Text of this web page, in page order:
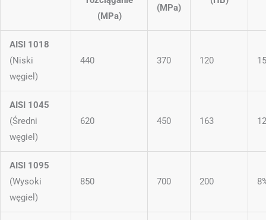
(MPa)
(MPa)
AISI 1018
(Niski
węgiel)
440 370 120
AISI 1045
(Średni
węgiel)
620 450 163
AISI 1095
(Wysoki
węgiel)
850 700 200